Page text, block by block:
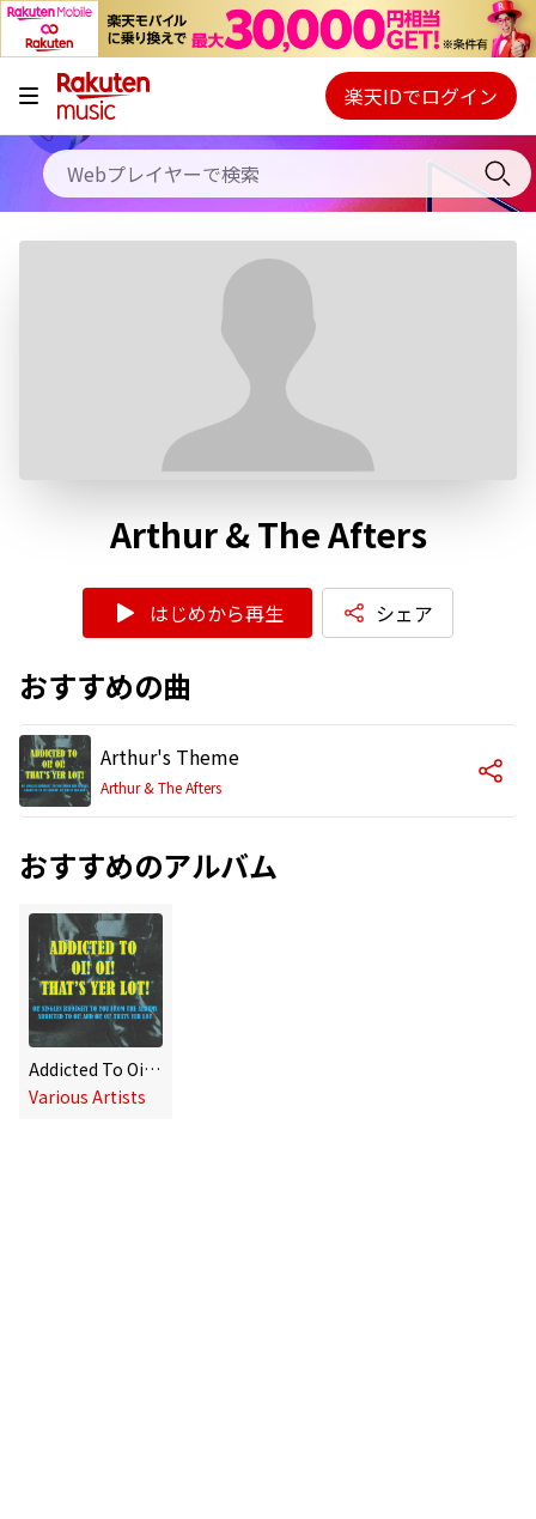
キャンペーン
料金プラン
使い方
Webプレイヤー
ご契約内容の確認・変更
楽天IDでログイン
Arthur & The Afters
はじめから再生 シェア
おすすめの曲
Arthur's Theme
Arthur & The Afters
おすすめのアルバム
Addicted To Oi! Oi! That's Yer Lot
Various Artists